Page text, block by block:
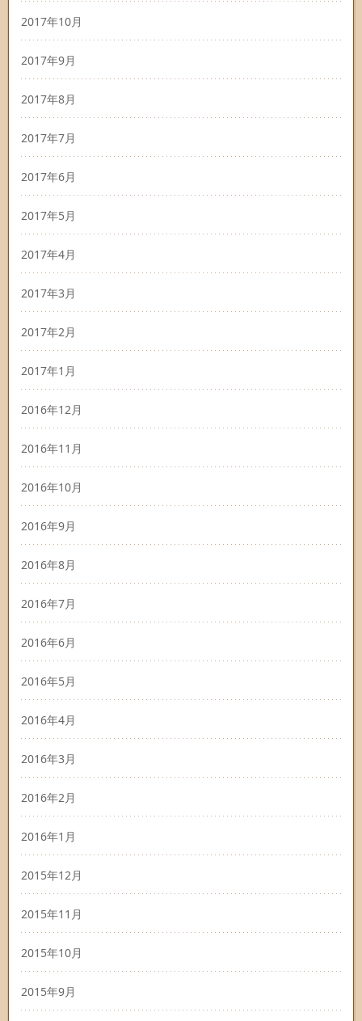
2017年10月
2017年9月
2017年8月
2017年7月
2017年6月
2017年5月
2017年4月
2017年3月
2017年2月
2017年1月
2016年12月
2016年11月
2016年10月
2016年9月
2016年8月
2016年7月
2016年6月
2016年5月
2016年4月
2016年3月
2016年2月
2016年1月
2015年12月
2015年11月
2015年10月
2015年9月